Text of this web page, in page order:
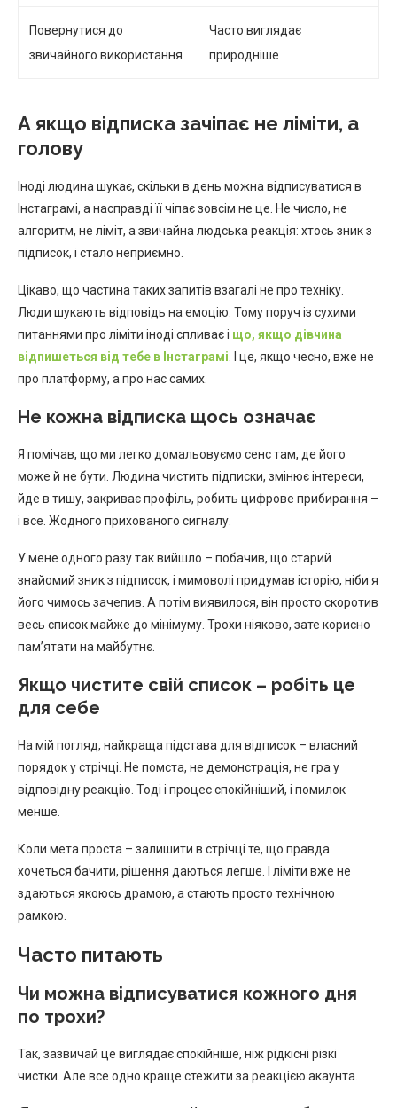
Повернутися до
звичайного використання
Часто виглядає
природніше
А якщо відписка зачіпає не ліміти, а
голову
Іноді людина шукає, скільки в день можна відписуватися в
Інстаграмі, а насправді її чіпає зовсім не це. Не число, не
алгоритм, не ліміт, а звичайна людська реакція: хтось зник з
підписок, і стало неприємно.
Цікаво, що частина таких запитів взагалі не про техніку.
Люди шукають відповідь на емоцію. Тому поруч із сухими
питаннями про ліміти іноді спливає і що, якщо дівчина
відпишеться від тебе в Інстаграмі . І це, якщо чесно, вже не
про платформу, а про нас самих.
Не кожна відписка щось означає
Я помічав, що ми легко домальовуємо сенс там, де його
може й не бути. Людина чистить підписки, змінює інтереси,
йде в тишу, закриває профіль, робить цифрове прибирання –
і все. Жодного прихованого сигналу.
У мене одного разу так вийшло – побачив, що старий
знайомий зник з підписок, і мимоволі придумав історію, ніби я
його чимось зачепив. А потім виявилося, він просто скоротив
весь список майже до мінімуму. Трохи ніяково, зате корисно
пам’ятати на майбутнє.
Якщо чистите свій список – робіть це
для себе
На мій погляд, найкраща підстава для відписок – власний
порядок у стрічці. Не помста, не демонстрація, не гра у
відповідну реакцію. Тоді і процес спокійніший, і помилок
менше.
Коли мета проста – залишити в стрічці те, що правда
хочеться бачити, рішення даються легше. І ліміти вже не
здаються якоюсь драмою, а стають просто технічною
рамкою.
Часто питають
Чи можна відписуватися кожного дня
по трохи?
Так, зазвичай це виглядає спокійніше, ніж рідкісні різкі
чистки. Але все одно краще стежити за реакцією акаунта.